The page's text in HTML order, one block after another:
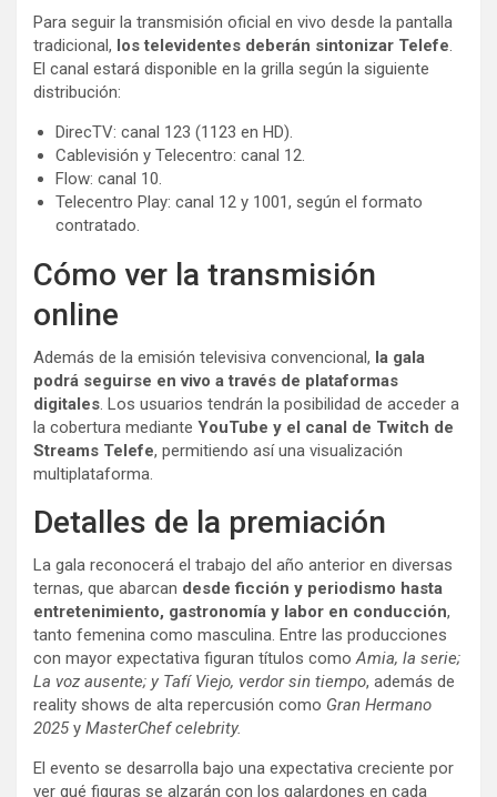
Para seguir la transmisión oficial en vivo desde la pantalla
tradicional, los televidentes deberán sintonizar Telefe.
El canal estará disponible en la grilla según la siguiente
distribución:
DirecTV: canal 123 (1123 en HD).
Cablevisión y Telecentro: canal 12.
Flow: canal 10.
Telecentro Play: canal 12 y 1001, según el formato
contratado.
Cómo ver la transmisión
online
Además de la emisión televisiva convencional, la gala
podrá seguirse en vivo a través de plataformas
digitales. Los usuarios tendrán la posibilidad de acceder a
la cobertura mediante YouTube y el canal de Twitch de
Streams Telefe, permitiendo así una visualización
multiplataforma.
Detalles de la premiación
La gala reconocerá el trabajo del año anterior en diversas
ternas, que abarcan desde ficción y periodismo hasta
entretenimiento, gastronomía y labor en conducción,
tanto femenina como masculina. Entre las producciones
con mayor expectativa figuran títulos comoAmia, la serie;
La voz ausente; y Tafí Viejo, verdor sin tiempo, además de
reality shows de alta repercusión como Gran Hermano
2025y MasterChef celebrity.
El evento se desarrolla bajo una expectativa creciente por
ver qué figuras se alzarán con los galardones en cada